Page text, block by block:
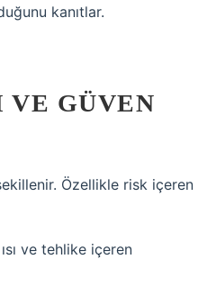
kanıtlar.
GÜVEN
Özellikle risk içeren
ve tehlike içeren